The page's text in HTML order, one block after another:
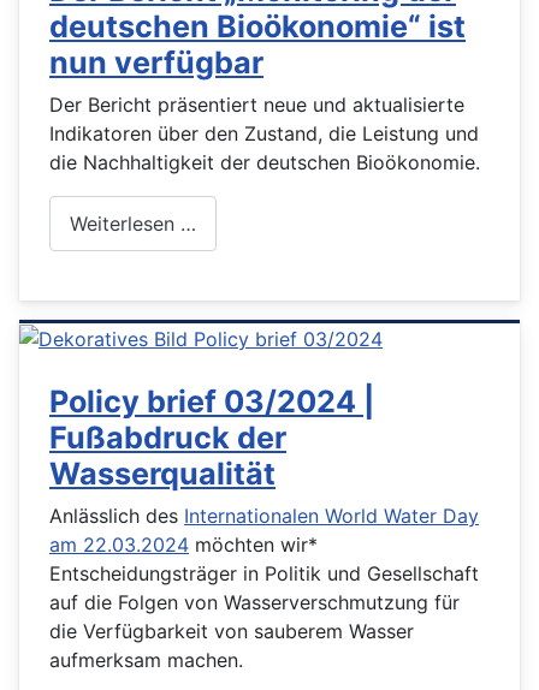
deutschen Bioökonomie“ ist
nun verfügbar
Der Bericht präsentiert neue und aktualisierte
Indikatoren über den Zustand, die Leistung und
die Nachhaltigkeit der deutschen Bioökonomie.
Weiterlesen …
Policy brief 03/2024 |
Fußabdruck der
Wasserqualität
Anlässlich des Internationalen World Water Day
am 22.03.2024 möchten wir*
Entscheidungsträger in Politik und Gesellschaft
auf die Folgen von Wasserverschmutzung für
die Verfügbarkeit von sauberem Wasser
aufmerksam machen.